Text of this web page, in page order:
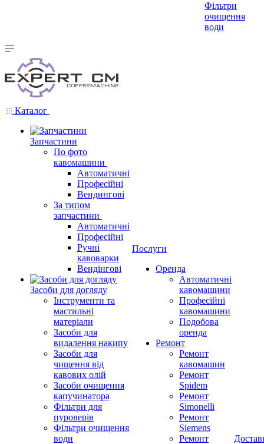
Фільтри
очищення
води
Каталог
Запчастини
По фото
кавомашини
Автоматичні
Професійні
Вендингові
За типом
запчастини
Автоматичні
Професійні
Ручні
кавоварки
Вендінгові
Засоби для догляду
Інструменти та
мастильні
матеріали
Засоби для
видалення накипу
Засоби для
чищення від
кавових олій
Засоби очищення
капучинатора
Фільтри для
пуроверів
Фільтри очищення
води
Послуги
Оренда
Автоматичні
кавомашини
Професійні
кавомашини
Подобова
оренда
Ремонт
Ремонт
кавомашин
Ремонт
Spidem
Ремонт
Simonelli
Ремонт
Siemens
Ремонт